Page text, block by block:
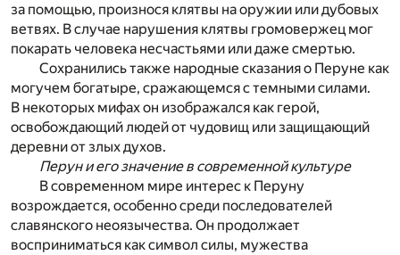
за помощью, произнося клятвы на оружии или дубовых
ветвях. В случае нарушения клятвы громовержец мог
покарать человека несчастьями или даже смертью.
Сохранились также народные сказания о Перуне как
могучем богатыре, сражающемся с темными силами.
В некоторых мифах он изображался как герой,
освобождающий людей от чудовищ или защищающий
деревни от злых духов.
Перун и его значение в современной культуре
В современном мире интерес к Перуну
возрождается, особенно среди последователей
славянского неоязычества. Он продолжает
восприниматься как символ силы, мужества